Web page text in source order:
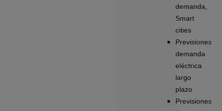
demanda,
Smart
cities
Previsiones
demanda
eléctrica
largo
plazo
Previsiones